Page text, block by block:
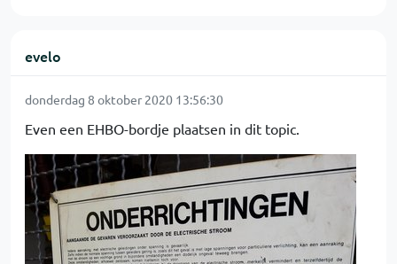
evelo
donderdag 8 oktober 2020 13:56:30
Even een EHBO-bordje plaatsen in dit topic.